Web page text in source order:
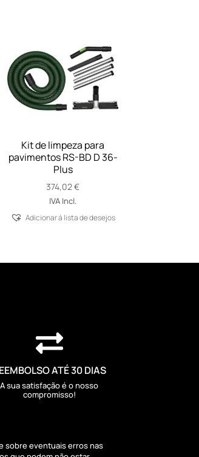
Kit de limpeza para
pavimentos RS-BD D 36-
Plus
374,02€
IVA Incl.
Adicionar á lista de desejos

ATÉ 30 DIAS
A sua satisfação é o nosso
compromisso!
sobre eventuais erros nas